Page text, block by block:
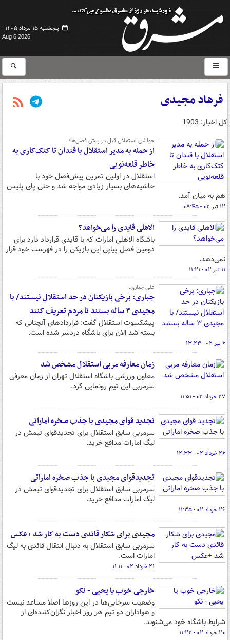
پنجشنبه ۱۵ مرداد ۱۴۰۵ -
Aug 6 2026
فرهاد مجیدی
کل اخبار: 1903
حواشی استقلال قبل در پیش فصل‌ها؛
از حمله به مدیر استقلال با قندان تا کتک‌کاری به
خاطر قلعه‌نویی
استقلال در اولین تمرین پیش‌فصل خود با
حاشیه‌های بسیار زیادی مواجه شد و حتی پای پلیس
هم به میان آمد.
۱۲ تیر ۰۲ - ۰۸:۴۵
الاهلی قایدی را می‌خواهد؟
باشگاه الاهلی امارات که با قایدی قرارداد دارد برای
دومین فصل پیاپی این بازیکن را در فهرست خود قرار
نمی‌دهد.
۱۱ تیر ۰۲ - ۱۱:۲۱
علی جباری:
جباری: برخی بازیکنان در حد استقلال نیستند/ با
مجیدی ۳ ساله بستند تا مردم تعریف کنند
پیشکسوت استقلال گفت: قراردادهای آنچنانی که
بسته شد الان برای باشگاه دردسر شده است.
۶ تیر ۰۲ - ۱۳:۲۳
زمان معارفه مربی استقلال مشخص شد
معاون ورزشی باشگاه استقلال تهران از زمان معرفی
سرمربی این تیم رونمایی کرد.
۲۷ خرداد ۰۲ - ۱۱:۵۱
تجدید قوای مجیدی با جذب صخره اماراتی
سرمربی سابق استقلال برای تجدیدقوای تیمش در
لیگ امارات مدافع خرید.
۲۶ خرداد ۰۲ - ۱۲:۳۳
تجدیدقوای مجیدی با جذب صخره اماراتی
سرمربی سابق استقلال برای تجدیدقوای تیمش در
لیگ امارات مدافع خرید.
۲۶ خرداد ۰۲ - ۱۱:۳۵
مجیدی برای شکار قائدی دست به کار شد +عکس
سرمربی سابق استقلال به دنبال انتقال قائدی به لیگ
امارات است.
۲۱ خرداد ۰۲ - ۱۱:۱۱
خارجی خوب یا یحیی - نکو
وضعیت سرخابی‌ها در این روزها اصلا مساعد نیست
و هواداران دو تیم هر روز اخبار نگران‌کننده‌ای از
شرایط باشگاه خود می‌شنوند.
۲۰ خرداد ۰۲ - ۱۱:۲۲